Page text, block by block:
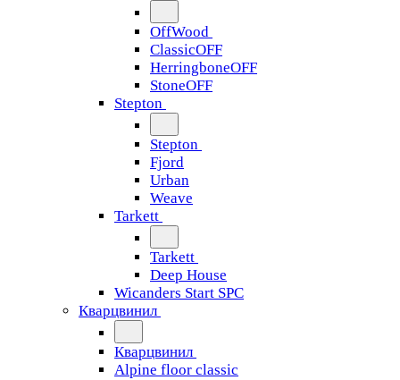
OffWood
ClassicOFF
HerringboneOFF
StoneOFF
Stepton
Stepton
Fjord
Urban
Weave
Tarkett
Tarkett
Deep House
Wicanders Start SPC
Кварцвинил
Кварцвинил
Alpine floor classic